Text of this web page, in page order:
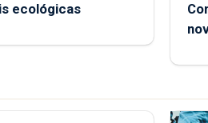
ecológicas